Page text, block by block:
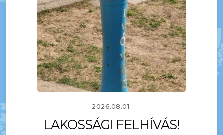
2026.08.01.
LAKOSSÁGI FELHÍVÁS!